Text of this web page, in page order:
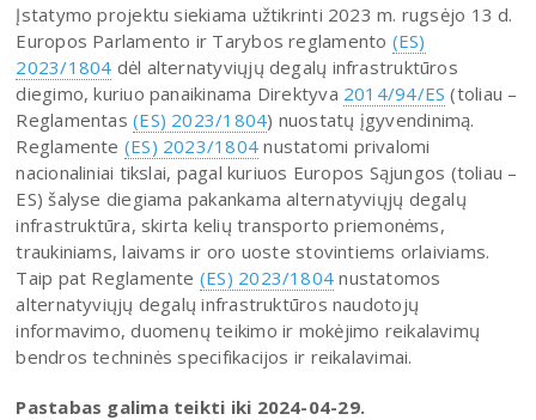
Įstatymo projektu siekiama užtikrinti 2023 m. rugsėjo 13 d.
Europos Parlamento ir Tarybos reglamento (ES)
2023/1804 dėl alternatyviųjų degalų infrastruktūros
diegimo, kuriuo panaikinama Direktyva 2014/94/ES (toliau –
Reglamentas(ES) 2023/1804) nuostatų įgyvendinimą.
Reglamente (ES) 2023/1804 nustatomi privalomi
nacionaliniai tikslai, pagal kuriuos Europos Sąjungos (toliau –
ES) šalyse diegiama pakankama alternatyviųjų degalų
infrastruktūra, skirta kelių transporto priemonėms,
traukiniams, laivams ir oro uoste stovintiems orlaiviams.
Taip pat Reglamente (ES) 2023/1804 nustatomos
alternatyviųjų degalų infrastruktūros naudotojų
informavimo, duomenų teikimo ir mokėjimo reikalavimų
bendros techninės specifikacijos ir reikalavimai.
Pastabas galima teikti iki 2024-04-29.